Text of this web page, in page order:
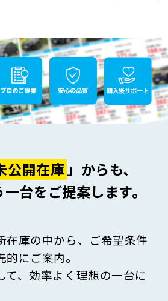
公開在庫」からも、
台をご提案します。
在庫の中から、ご希望条件
にご案内。
て、効率よく理想の一台に